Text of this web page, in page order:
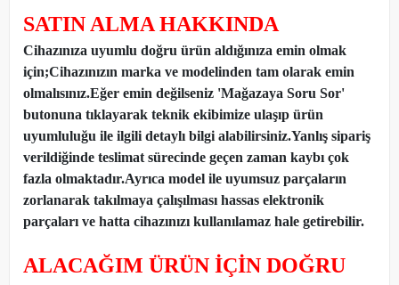
SATIN ALMA HAKKINDA
Cihazınıza uyumlu doğru ürün aldığınıza emin olmak
için;Cihazınızın marka ve modelinden tam olarak emin
olmalısınız.Eğer emin değilseniz 'Mağazaya Soru Sor'
butonuna tıklayarak teknik ekibimize ulaşıp ürün
uyumluluğu ile ilgili detaylı bilgi alabilirsiniz.Yanlış sipariş
verildiğinde teslimat sürecinde geçen zaman kaybı çok
fazla olmaktadır.Ayrıca model ile uyumsuz parçaların
zorlanarak takılmaya çalışılması hassas elektronik
parçaları ve hatta cihazınızı kullanılamaz hale getirebilir.
ALACAĞIM ÜRÜN İÇİN DOĞRU